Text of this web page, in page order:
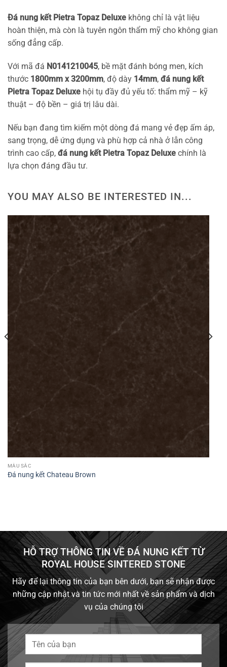
Đá nung kết Pietra Topaz Deluxe không chỉ là vật liệu
hoàn thiện, mà còn là tuyên ngôn thẩm mỹ cho không gian
sống đẳng cấp.
Với mã đá N0141210045, bề mặt đánh bóng men, kích
thước 1800mm x 3200mm, độ dày 14mm, đá nung kết
Pietra Topaz Deluxe hội tụ đầy đủ yếu tố: thẩm mỹ – kỹ
thuật – độ bền – giá trị lâu dài.
Nếu bạn đang tìm kiếm một dòng đá mang vẻ đẹp ấm áp,
sang trọng, dễ ứng dụng và phù hợp cả nhà ở lẫn công
trình cao cấp, đá nung kết Pietra Topaz Deluxe chính là
lựa chọn đáng đầu tư.
YOU MAY ALSO BE INTERESTED IN...
MÀU SẮC
Đá nung kết Chateau Brown
HỖ TRỢ THÔNG TIN VỀ ĐÁ NUNG KẾT TỪ
ROYAL HOUSE SINTERED STONE
Hãy để lại thông tin của bạn bên dưới, bạn sẽ nhận được
những cập nhật và tin tức mới nhất về sản phẩm và dịch
vụ của chúng tôi